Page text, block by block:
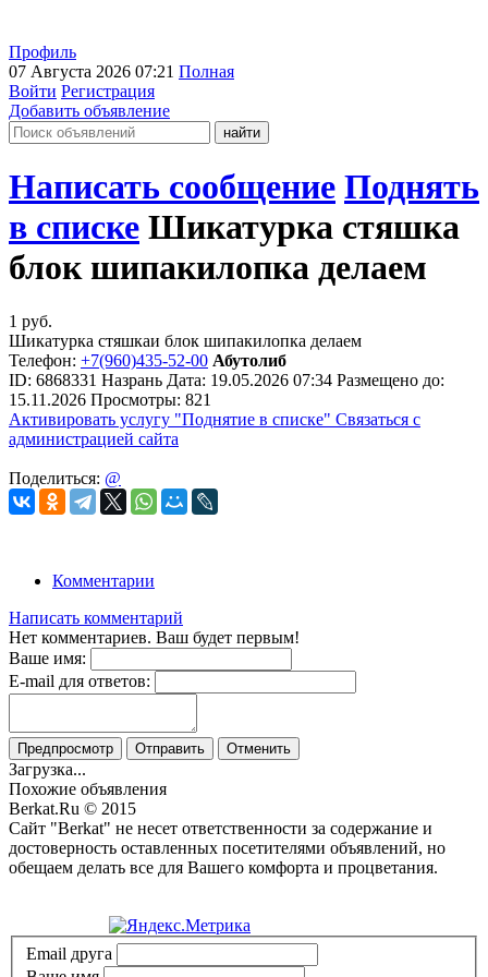
Профиль
07 Августа 2026 07:21 Полная
Войти Регистрация
Добавить объявление
Написать сообщение Поднять
в списке Шикатурка стяшка
блок шипакилопка делаем
1 руб.
Шикатурка стяшкаи блок шипакилопка делаем
Телефон: +7(960)435-52-00 Абутолиб
ID: 6868331 Назрань Дата: 19.05.2026 07:34 Размещено до:
15.11.2026 Просмотры: 821
Активировать услугу "Поднятие в списке" Связаться с
администрацией сайта
Поделиться: @
Комментарии
Написать комментарий
Нет комментариев. Ваш будет первым!
Ваше имя:
E-mail для ответов:
Предпросмотр Отправить Отменить
Загрузка...
Похожие объявления
Berkat.Ru © 2015
Сайт "Berkat" не несет ответственности за содержание и
достоверность оставленных посетителями объявлений, но
обещаем делать все для Вашего комфорта и процветания.
Email друга